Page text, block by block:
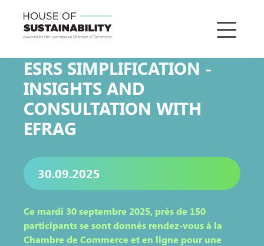
ESRS SIMPLIFICATION -
INSIGHTS AND
CONSULTATION WITH
EFRAG
30.09.2025
Ce mardi 30 septembre 2025, près de 150
participants se sont donnés rendez-vous à la
Chambre de Commerce et en ligne pour une